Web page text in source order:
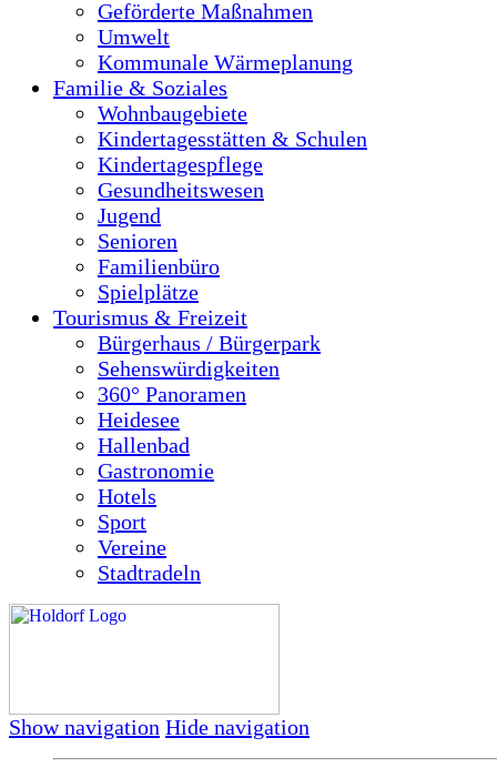
Geförderte Maßnahmen
Umwelt
Kommunale Wärmeplanung
Familie & Soziales
Wohnbaugebiete
Kindertagesstätten & Schulen
Kindertagespflege
Gesundheitswesen
Jugend
Senioren
Familienbüro
Spielplätze
Tourismus & Freizeit
Bürgerhaus / Bürgerpark
Sehenswürdigkeiten
360° Panoramen
Heidesee
Hallenbad
Gastronomie
Hotels
Sport
Vereine
Stadtradeln
Show navigation Hide navigation